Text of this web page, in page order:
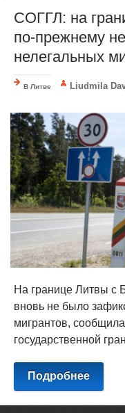
СОГГЛ: на
по-прежнему
нелегальных
В Литве Liudmila
На границе Литвы с
вновь не было
мигрантов,
государственной
Подробнее